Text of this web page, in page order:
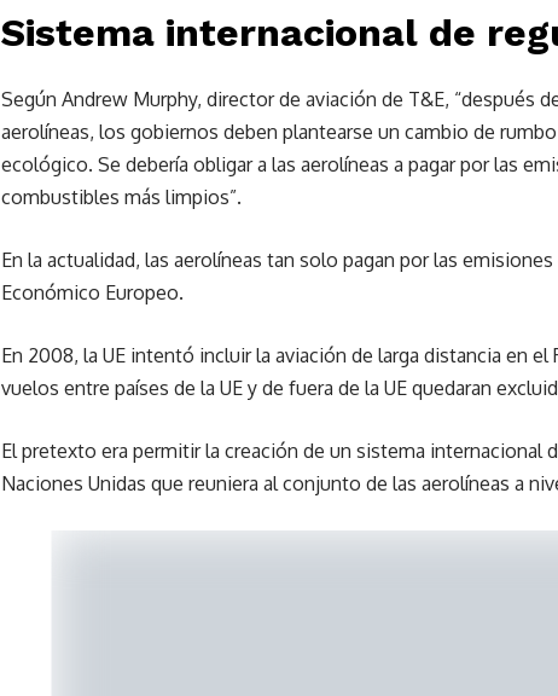
Sistema internacional de
Según Andrew Murphy, director de aviación de T&E, “después
aerolíneas, los gobiernos deben plantearse un cambio de
ecológico. Se debería obligar a las aerolíneas a pagar por las
combustibles más limpios”.
En la actualidad, las aerolíneas tan solo pagan por las
Económico Europeo.
En 2008, la UE intentó incluir la aviación de larga distancia en
vuelos entre países de la UE y de fuera de la UE quedaran
El pretexto era permitir la creación de un sistema internacional
Naciones Unidas que reuniera al conjunto de las aerolíneas a